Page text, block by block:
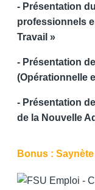
- Présentation
professionnels
Travail »
- Présentation
(Opérationnelle
- Présentation
de la Nouvelle
Bonus :